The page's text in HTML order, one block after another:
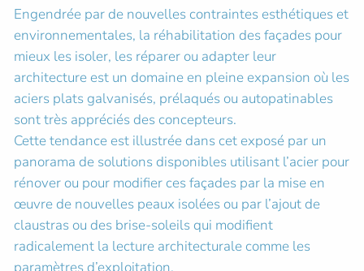
Engendrée par de nouvelles contraintes esthétiques et
environnementales, la réhabilitation des façades pour
mieux les isoler, les réparer ou adapter leur
architecture est un domaine en pleine expansion où les
aciers plats galvanisés, prélaqués ou autopatinables
sont très appréciés des concepteurs.
Cette tendance est illustrée dans cet exposé par un
panorama de solutions disponibles utilisant l’acier pour
rénover ou pour modifier ces façades par la mise en
œuvre de nouvelles peaux isolées ou par l’ajout de
claustras ou des brise-soleils qui modifient
radicalement la lecture architecturale comme les